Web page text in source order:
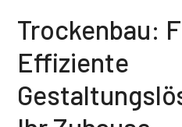
Trockenbau:
Effiziente